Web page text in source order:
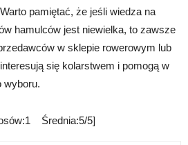
pamiętać, że jeśli wiedza na
hamulców jest niewielka, to zawsze
w sklepie rowerowym lub
się kolarstwem i pomogą w
wyboru.
Średnia:5/5]